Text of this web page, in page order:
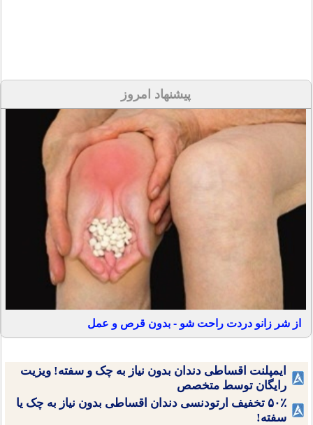
پیشنهاد امروز
از شر زانو دردت راحت شو - بدون قرص و عمل
ایمپلنت اقساطی دندان بدون نیاز به چک و سفته! ویزیت
رایگان توسط متخصص
۵۰٪ تخفیف ارتودنسی دندان اقساطی بدون نیاز به چک یا
سفته!